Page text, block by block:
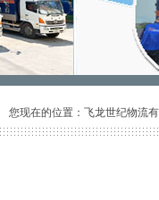
您现在的位置： 飞龙世纪物流